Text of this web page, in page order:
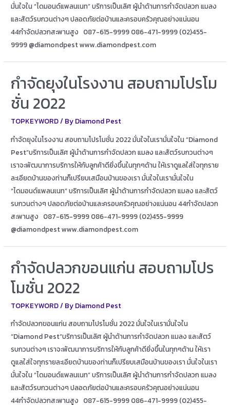
มั่นใจใน “ไดมอนด์แพลนเนท” บริการเป็นเลิศ ผู้นำด้านการกำจัดปลวก แมลง
และสัตว์รบกวนต่างๆ ปลอดภัยต่อบ้านและครอบครัวคุณอย่างแน่นอน
44กำจัดปลวกสะพานสูง 087-615-9999 086-471-9999 (02)455-
9999 @diamondpest www.diamondpest.com
กำจัดยุงในโรงงาน สอบถามโปรโม
ชั่น 2022
TOPKEYWORD/ By Diamond Pest
กำจัดยุงในโรงงาน สอบถามโปรโมชั่น 2022 มั่นใจในเรามั่นใจใน “Diamond
Pest”บริการเป็นเลิศ ผู้นำด้านการกำจัดปลวก แมลง และสัตว์รบกวนต่างๆ
เราจะพัฒนาการบริการให้กับลูกค้าดียิ่งขึ้นในทุกๆด้าน ให้เราดูแลใส่ใจทุกราย
ละเอียดบ้านของท่านก็เปรียบเสมือนบ้านของเรา มั่นใจในเรามั่นใจใน
“ไดมอนด์แพลนเนท” บริการเป็นเลิศ ผู้นำด้านการกำจัดปลวก แมลง และสัตว์
รบกวนต่างๆ ปลอดภัยต่อบ้านและครอบครัวคุณอย่างแน่นอน 44กำจัดปลวก
สะพานสูง 087-615-9999 086-471-9999 (02)455-9999
@diamondpest www.diamondpest.com
กำจัดปลวกขอนแก่น สอบถามโปร
โมชั่น 2022
TOPKEYWORD/ By Diamond Pest
กำจัดปลวกขอนแก่น สอบถามโปรโมชั่น 2022 มั่นใจในเรามั่นใจใน
“Diamond Pest”บริการเป็นเลิศ ผู้นำด้านการกำจัดปลวก แมลง และสัตว์
รบกวนต่างๆ เราจะพัฒนาการบริการให้กับลูกค้าดียิ่งขึ้นในทุกๆด้าน ให้เรา
ดูแลใส่ใจทุกรายละเอียดบ้านของท่านก็เปรียบเสมือนบ้านของเรา มั่นใจในเรา
มั่นใจใน “ไดมอนด์แพลนเนท” บริการเป็นเลิศ ผู้นำด้านการกำจัดปลวก แมลง
และสัตว์รบกวนต่างๆ ปลอดภัยต่อบ้านและครอบครัวคุณอย่างแน่นอน
44กำจัดปลวกสะพานสูง 087-615-9999 086-471-9999 (02)455-